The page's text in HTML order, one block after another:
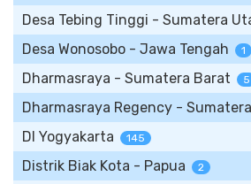
Desa Tebing Tinggi - Sumatera
Desa Wonosobo - Jawa Tengah 1
Dharmasraya - Sumatera Barat 5
Dharmasraya Regency -
DI Yogyakarta 145
Distrik Biak Kota - Papua 2